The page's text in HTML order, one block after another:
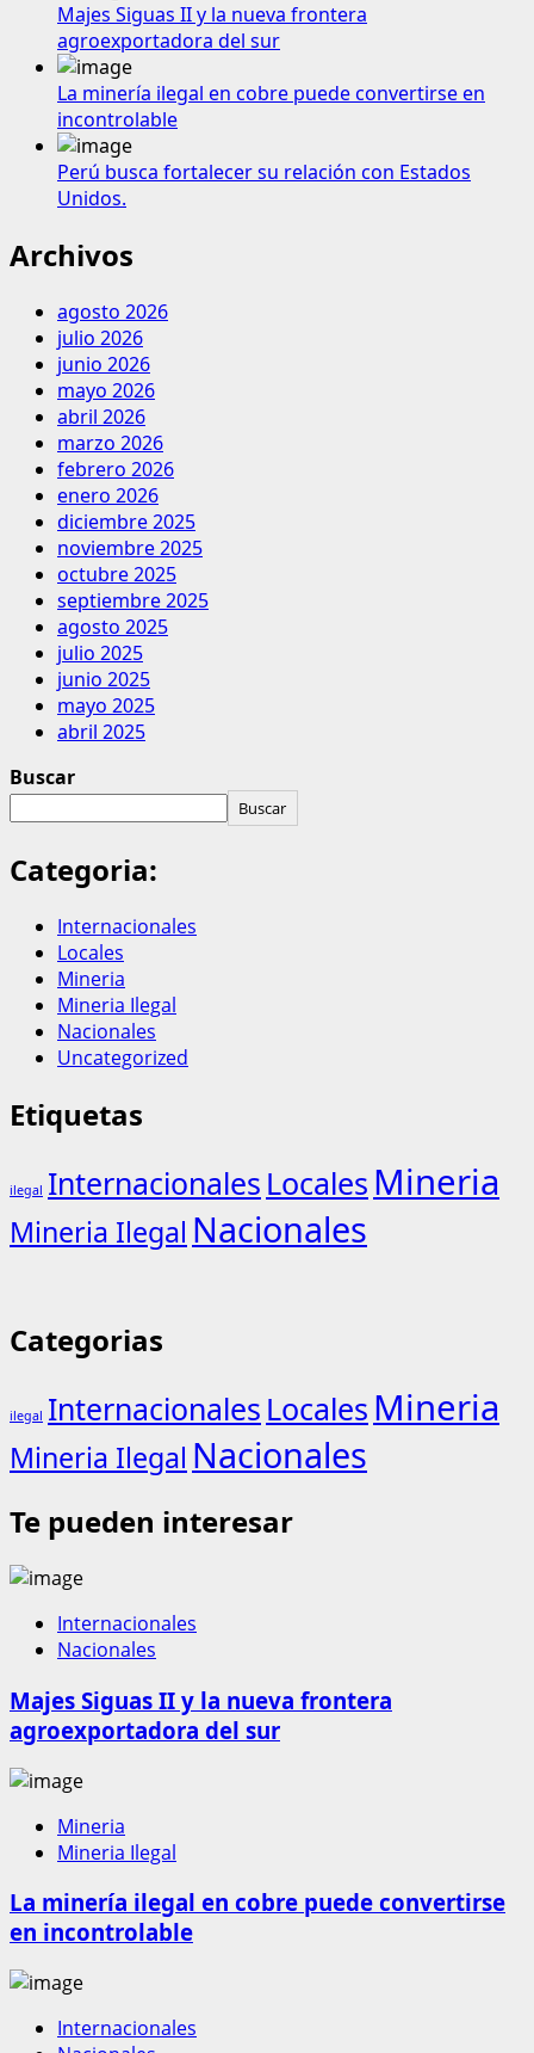
Majes Siguas II y la nueva frontera
agroexportadora del sur
La minería ilegal en cobre puede convertirse en
incontrolable
Perú busca fortalecer su relación con Estados
Unidos.
Archivos
agosto 2026
julio 2026
junio 2026
mayo 2026
abril 2026
marzo 2026
febrero 2026
enero 2026
diciembre 2025
noviembre 2025
octubre 2025
septiembre 2025
agosto 2025
julio 2025
junio 2025
mayo 2025
abril 2025
Buscar
Buscar
Categoria:
Internacionales
Locales
Mineria
Mineria Ilegal
Nacionales
Uncategorized
Etiquetas
ilegal Internacionales Locales Mineria
Mineria Ilegal Nacionales
Categorias
ilegal Internacionales Locales Mineria
Mineria Ilegal Nacionales
Te pueden interesar
Internacionales
Nacionales
Majes Siguas II y la nueva frontera
agroexportadora del sur
Mineria
Mineria Ilegal
La minería ilegal en cobre puede convertirse
en incontrolable
Internacionales